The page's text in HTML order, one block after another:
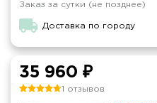
Заказ за сутки (не позднее)
Доставка по городу
35 960 ₽
1 отзывов